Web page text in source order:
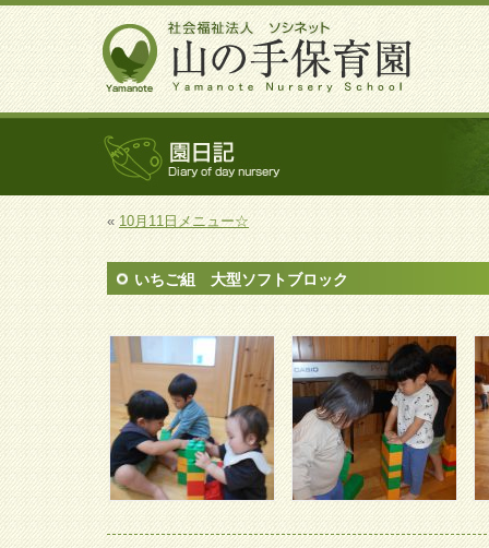
«10月11日メニュー☆
いちご組 大型ソフトブロック